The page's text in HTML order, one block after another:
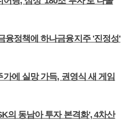
융정책에 하나금융지주 '진정성'
에 실망 가득, 권영식 새 게임
의 동남아 투자 본격화', 4차산